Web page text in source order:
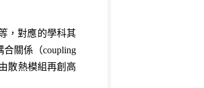
，對應的學科其
關係（coupling
散熱模組再創高